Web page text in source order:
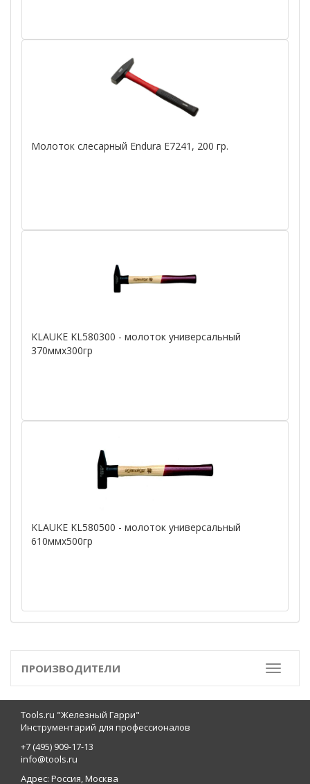
Молоток слесарный Endura E7241, 200 гр.
KLAUKE KL580300 - молоток универсальный
370ммх300гр
KLAUKE KL580500 - молоток универсальный
610ммх500гр
Toggle
ПРОИЗВОДИТЕЛИ
Tools.ru "Железный Гарри"
Инструментарий для профессионалов
+7 (495) 909-17-13
info@tools.ru
Адрес: Россия, Москва